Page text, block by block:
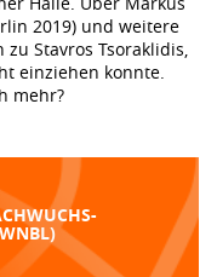
2019) und weitere
Stavros Tsoraklidis,
einziehen konnte.
mehr?